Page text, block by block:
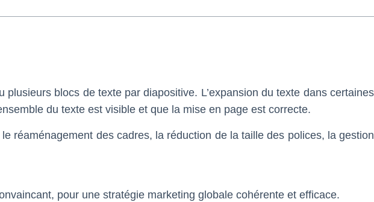
blocs de texte par diapositive. L’expansion du texte dans certaines
du texte est visible et que la mise en page est correcte.
réaménagement des cadres, la réduction de la taille des polices, la gestion
pour une stratégie marketing globale cohérente et efficace.